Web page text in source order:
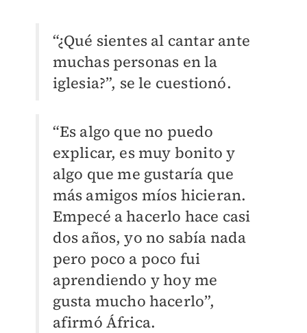
“¿Qué sientes al cantar ante
muchas personas en la
iglesia?”, se le cuestionó.
“Es algo que no puedo
explicar, es muy bonito y
algo que me gustaría que
más amigos míos hicieran.
Empecé a hacerlo hace casi
dos años, yo no sabía nada
pero poco a poco fui
aprendiendo y hoy me
gusta mucho hacerlo”,
afirmó África.